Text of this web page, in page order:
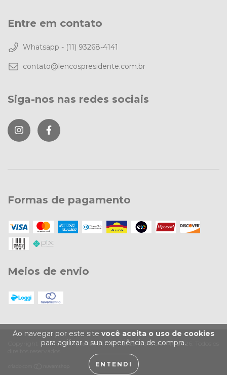
Ao navegar por este site você aceita o uso de cookies
para agilizar a sua experiência de compra.
ENTENDI
Entre em contato
Whatsapp - (11) 93268-4141
contato@lencospresidente.com.br
Siga-nos nas redes sociais
Formas de pagamento
Meios de envio
Copyright Trevi Confecções Eireli ME. - 28257031000141 - 2026. Todos os